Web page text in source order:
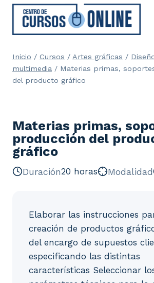
Saltar
contenido
Inicio / Cursos / Artes gráficas /
multimedia / Materias primas,
del producto gráfico
Materias primas,
producción del
gráfico
Duración20 horas Modalidad
Elaborar las instrucciones
creación de productos
del encargo de supuestos
especificando las distintas
características Seleccionar